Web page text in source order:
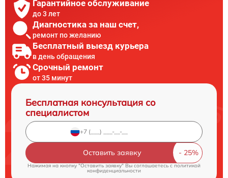
Гарантийное обслуживание
до 3 лет
Диагностика за наш счет,
ремонт по желанию
Бесплатный выезд курьера
в день обращения
Срочный ремонт
от 35 минут
Бесплатная консультация со
специалистом
Оставить заявку
Нажимая на кнопку "Оставить заявку" Вы соглашаетесь cполитикой
конфиденциальности